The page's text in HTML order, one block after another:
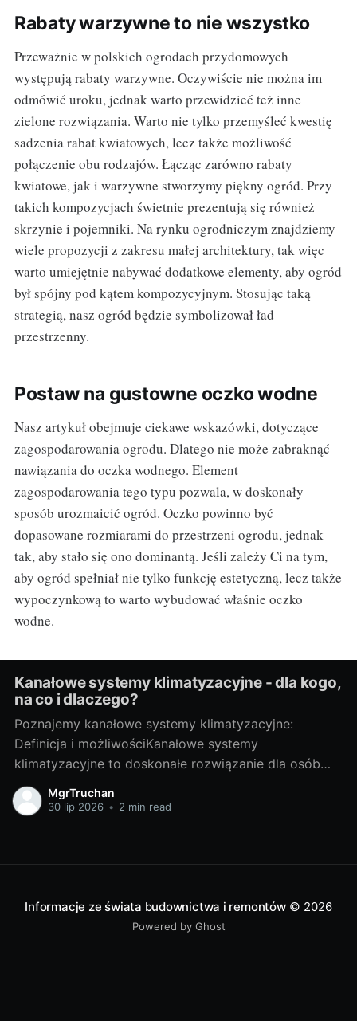
Rabaty warzywne to nie wszystko
Przeważnie w polskich ogrodach przydomowych
występują rabaty warzywne. Oczywiście nie można im
odmówić uroku, jednak warto przewidzieć też inne
zielone rozwiązania. Warto nie tylko przemyśleć kwestię
sadzenia rabat kwiatowych, lecz także możliwość
połączenie obu rodzajów. Łącząc zarówno rabaty
kwiatowe, jak i warzywne stworzymy piękny ogród. Przy
takich kompozycjach świetnie prezentują się również
skrzynie i pojemniki. Na rynku ogrodniczym znajdziemy
wiele propozycji z zakresu małej architektury, tak więc
warto umiejętnie nabywać dodatkowe elementy, aby ogród
był spójny pod kątem kompozycyjnym. Stosując taką
strategią, nasz ogród będzie symbolizował ład
przestrzenny.
Postaw na gustowne oczko wodne
Nasz artykuł obejmuje ciekawe wskazówki, dotyczące
zagospodarowania ogrodu. Dlatego nie może zabraknąć
nawiązania do oczka wodnego. Element
zagospodarowania tego typu pozwala, w doskonały
sposób urozmaicić ogród. Oczko powinno być
dopasowane rozmiarami do przestrzeni ogrodu, jednak
tak, aby stało się ono dominantą. Jeśli zależy Ci na tym,
aby ogród spełniał nie tylko funkcję estetyczną, lecz także
wypoczynkową to warto wybudować właśnie oczko
wodne.
Kanałowe systemy klimatyzacyjne - dla kogo,
na co i dlaczego?
Poznajemy kanałowe systemy klimatyzacyjne:
Definicja i możliwościKanałowe systemy
klimatyzacyjne to doskonałe rozwiązanie dla osób
pragnących cieszyć się przyjemnym chłodem
podczas upalnych dni. Ich działanie opiera się na
systemu kanałów prowadzących do poszczególnych
klimatyzowanie
MgrTruchan
30 lip 2026 • 2 min read
Informacje ze świata budownictwa i remontów© 2026
Powered by Ghost